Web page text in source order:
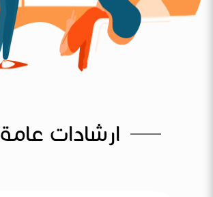
ارشادات عامة